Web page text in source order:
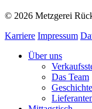
© 2026 Metzgerei
Karriere Impressum
Close
Über uns
Das Team
Geschichte